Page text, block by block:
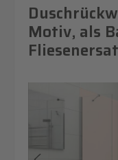
Motiv, als